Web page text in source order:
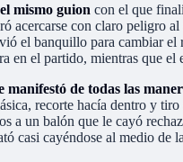
el mismo guion con el que
acercarse con claro peligro
el banquillo para cambiar el
en el partido, mientras que
manifestó de todas las
recorte hacía dentro y
a un balón que le cayó
casi cayéndose al medio de